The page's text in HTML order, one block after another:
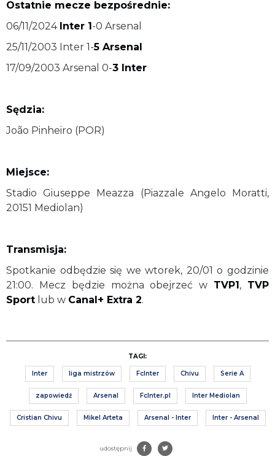
Ostatnie mecze bezpośrednie:
06/11/2024 Inter 1-0 Arsenal
25/11/2003 Inter 1-5 Arsenal
17/09/2003 Arsenal 0-3 Inter
Sędzia:
João Pinheiro (POR)
Miejsce:
Stadio Giuseppe Meazza (Piazzale Angelo Moratti,
20151 Mediolan)
Transmisja:
Spotkanie odbędzie się we wtorek, 20/01 o godzinie
21:00. Mecz będzie można obejrzeć w TVP1, TVP
Sport lub w Canal+ Extra 2.
TAGI:
Inter liga mistrzów FcInter Chivu Serie A
zapowiedź Arsenal FcInter.pl Inter Mediolan
Cristian Chivu Mikel Arteta Arsenal - Inter Inter - Arsenal
udostępnij